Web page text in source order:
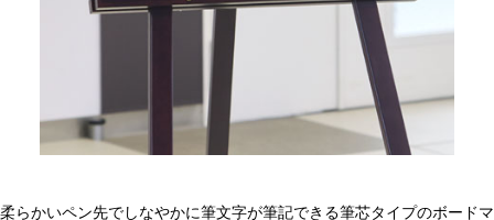
柔らかいペン先でしなやかに筆文字が筆記できる筆芯タイプのボードマ